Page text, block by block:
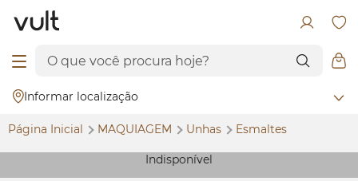
Informar localização
Página Inicial MAQUIAGEM Unhas Esmaltes
Indisponível